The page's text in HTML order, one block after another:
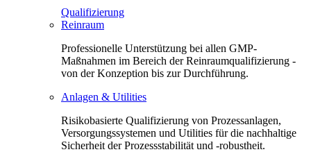
Qualifizierung
Reinraum
Professionelle Unterstützung bei allen GMP-
Maßnahmen im Bereich der Reinraumqualifizierung -
von der Konzeption bis zur Durchführung.
Anlagen & Utilities
Risikobasierte Qualifizierung von Prozessanlagen,
Versorgungssystemen und Utilities für die nachhaltige
Sicherheit der Prozessstabilität und -robustheit.